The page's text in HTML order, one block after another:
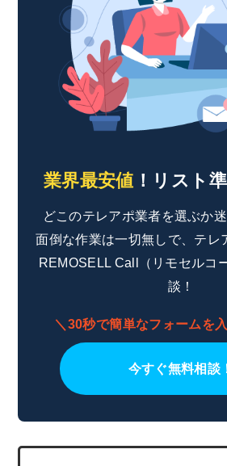
業界最安値 ！リスト
どこのテレアポ業者を選ぶか
面倒な作業は一切無しで、テレ
REMOSELL Call（リモセルコ
談！
＼30秒で簡単なフォームを
今すぐ無料相談